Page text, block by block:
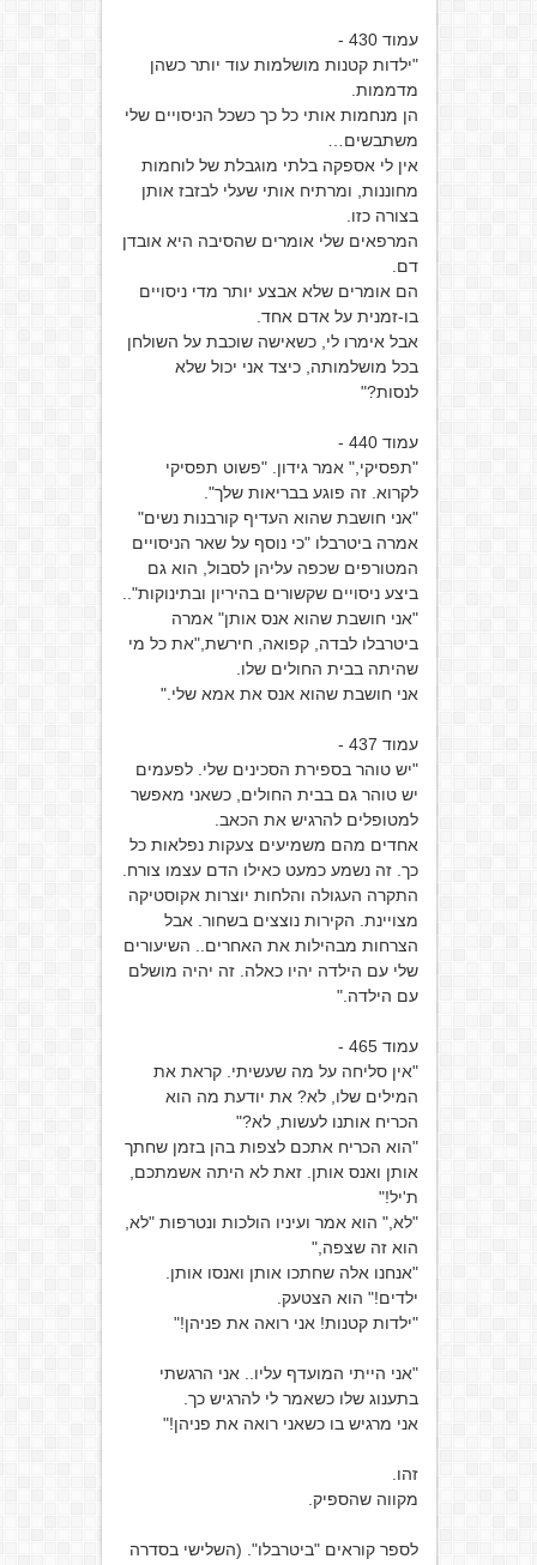
עמוד 430 -
"ילדות קטנות מושלמות עוד יותר כשהן
מדממות.
הן מנחמות אותי כל כך כשכל הניסויים שלי
משתבשים…
אין לי אספקה בלתי מוגבלת של לוחמות
מחוננות, ומרתיח אותי שעלי לבזבז אותן
בצורה כזו.
המרפאים שלי אומרים שהסיבה היא אובדן
דם.
הם אומרים שלא אבצע יותר מדי ניסויים
בו-זמנית על אדם אחד.
אבל אימרו לי, כשאישה שוכבת על השולחן
בכל מושלמותה, כיצד אני יכול שלא
לנסות?"
עמוד 440 -
"תפסיקי," אמר גידון. "פשוט תפסיקי
לקרוא. זה פוגע בבריאות שלך".
"אני חושבת שהוא העדיף קורבנות נשים"
אמרה ביטרבלו "כי נוסף על שאר הניסויים
המטורפים שכפה עליהן לסבול, הוא גם
ביצע ניסויים שקשורים בהיריון ובתינוקות"..
"אני חושבת שהוא אנס אותן" אמרה
ביטרבלו לבדה, קפואה, חירשת,"את כל מי
שהיתה בבית החולים שלו.
אני חושבת שהוא אנס את אמא שלי."
עמוד 437 -
"יש טוהר בספירת הסכינים שלי. לפעמים
יש טוהר גם בבית החולים, כשאני מאפשר
למטופלים להרגיש את הכאב.
אחדים מהם משמיעים צעקות נפלאות כל
כך. זה נשמע כמעט כאילו הדם עצמו צורח.
התקרה העגולה והלחות יוצרות אקוסטיקה
מצויינת. הקירות נוצצים בשחור. אבל
הצרחות מבהילות את האחרים.. השיעורים
שלי עם הילדה יהיו כאלה. זה יהיה מושלם
עם הילדה."
עמוד 465 -
"אין סליחה על מה שעשיתי. קראת את
המילים שלו, לא? את יודעת מה הוא
הכריח אותנו לעשות, לא?"
"הוא הכריח אתכם לצפות בהן בזמן שחתך
אותן ואנס אותן. זאת לא היתה אשמתכם,
ת'יל!"
"לא," הוא אמר ועיניו הולכות ונטרפות "לא,
הוא זה שצפה,"
"אנחנו אלה שחתכו אותן ואנסו אותן.
ילדים!" הוא הצטעק.
"ילדות קטנות! אני רואה את פניהן!"
"אני הייתי המועדף עליו.. אני הרגשתי
בתענוג שלו כשאמר לי להרגיש כך.
אני מרגיש בו כשאני רואה את פניהן!"
זהו.
מקווה שהספיק.
לספר קוראים "ביטרבלו". (השלישי בסדרה